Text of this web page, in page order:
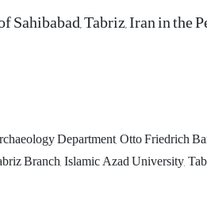
Tabriz, Iran in
Department, Otto Friedrich
Branch, Islamic Azad University,